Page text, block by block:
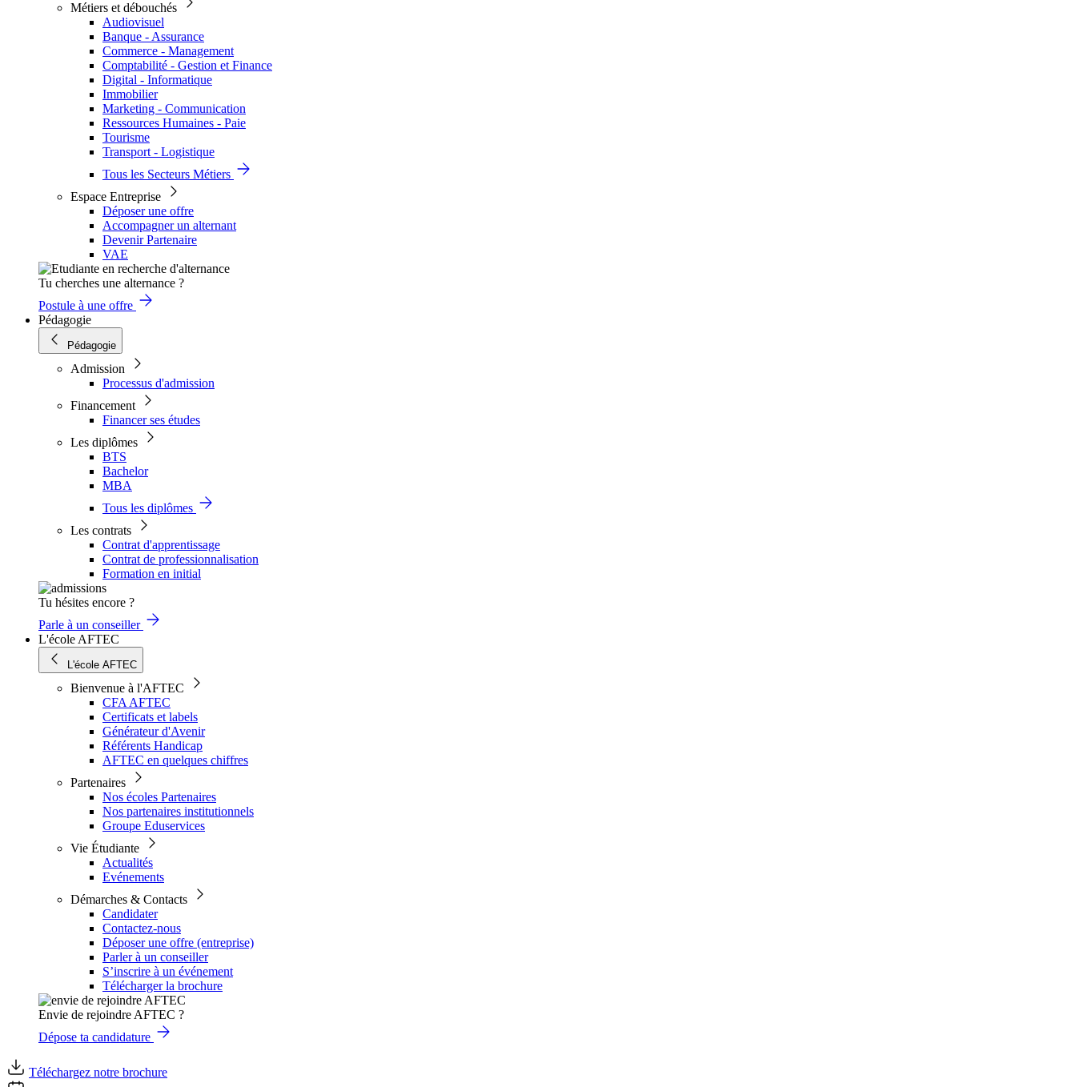
Métiers et débouchés
Audiovisuel
Banque - Assurance
Commerce - Management
Comptabilité - Gestion et Finance
Digital - Informatique
Immobilier
Marketing - Communication
Ressources Humaines - Paie
Tourisme
Transport - Logistique
Tous les Secteurs Métiers
Espace Entreprise
Déposer une offre
Accompagner un alternant
Devenir Partenaire
VAE
Tu cherches une alternance ?
Postule à une offre
Pédagogie
Pédagogie
Admission
Processus d'admission
Financement
Financer ses études
Les diplômes
BTS
Bachelor
MBA
Tous les diplômes
Les contrats
Contrat d'apprentissage
Contrat de professionnalisation
Formation en initial
Tu hésites encore ?
Parle à un conseiller
L'école AFTEC
L'école AFTEC
Bienvenue à l'AFTEC
CFA AFTEC
Certificats et labels
Générateur d'Avenir
Référents Handicap
AFTEC en quelques chiffres
Partenaires
Nos écoles Partenaires
Nos partenaires institutionnels
Groupe Eduservices
Vie Étudiante
Actualités
Evénements
Démarches & Contacts
Candidater
Contactez-nous
Déposer une offre (entreprise)
Parler à un conseiller
S’inscrire à un événement
Télécharger la brochure
Envie de rejoindre AFTEC ?
Dépose ta candidature
Téléchargez notre brochure